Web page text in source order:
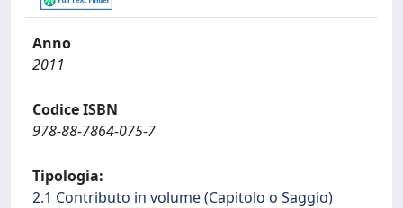
Anno
2011
Codice ISBN
978-88-7864-075-7
Tipologia:
2.1 Contributo in volume (Capitolo o Saggio)